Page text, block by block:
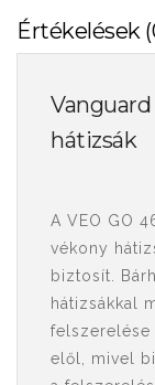
Értékelések
hátizsák
A VEO GO
vékony
biztosít.
hátizsákkal
felszerelése
elől, mivel